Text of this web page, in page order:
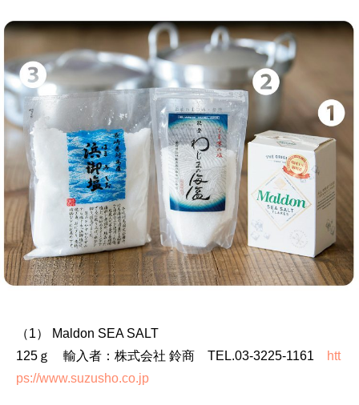
（1） Maldon SEA SALT
125ｇ 輸入者：株式会社 鈴商 TEL.03-3225-1161
htt
ps://www.suzusho.co.jp